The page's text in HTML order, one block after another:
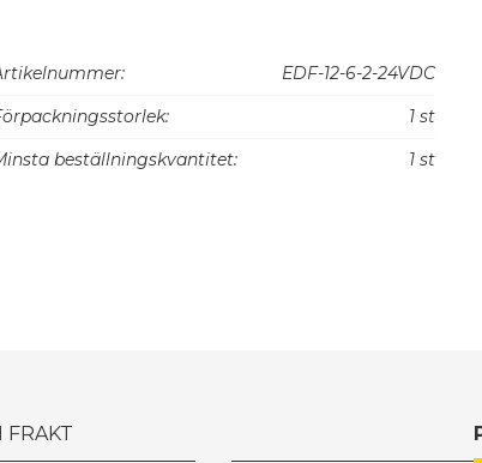
EDF-12-6-2-24VDC
1 st
beställningskvantitet:
1 st
FRAKT